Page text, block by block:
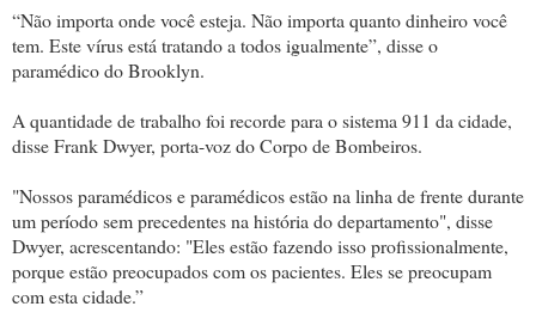
“Não importa onde você esteja. Não importa quanto dinheiro você
tem. Este vírus está tratando a todos igualmente”, disse o
paramédico do Brooklyn.
A quantidade de trabalho foi recorde para o sistema 911 da cidade,
disse Frank Dwyer, porta-voz do Corpo de Bombeiros.
"Nossos paramédicos e paramédicos estão na linha de frente durante
um período sem precedentes na história do departamento", disse
Dwyer, acrescentando: "Eles estão fazendo isso profissionalmente,
porque estão preocupados com os pacientes. Eles se preocupam
com esta cidade.”